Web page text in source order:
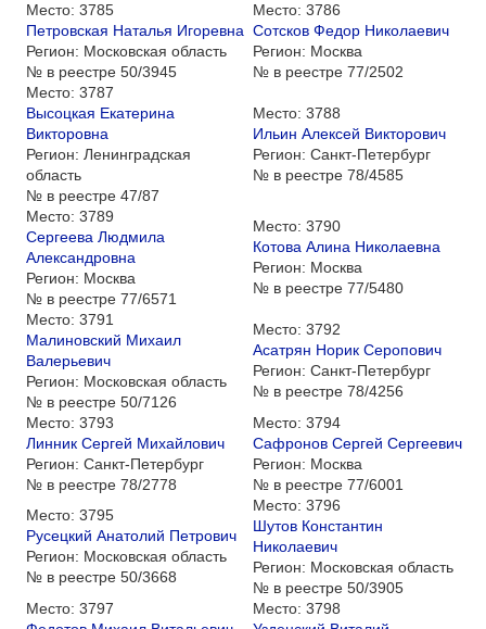
Место: 3785
Петровская Наталья Игоревна
Регион: Московская область
№ в реестре 50/3945
Место: 3786
Сотсков Федор Николаевич
Регион: Москва
№ в реестре 77/2502
Место: 3787
Высоцкая Екатерина
Викторовна
Регион: Ленинградская
область
№ в реестре 47/87
Место: 3788
Ильин Алексей Викторович
Регион: Санкт-Петербург
№ в реестре 78/4585
Место: 3789
Сергеева Людмила
Александровна
Регион: Москва
№ в реестре 77/6571
Место: 3790
Котова Алина Николаевна
Регион: Москва
№ в реестре 77/5480
Место: 3791
Малиновский Михаил
Валерьевич
Регион: Московская область
№ в реестре 50/7126
Место: 3792
Асатрян Норик Серопович
Регион: Санкт-Петербург
№ в реестре 78/4256
Место: 3793
Линник Сергей Михайлович
Регион: Санкт-Петербург
№ в реестре 78/2778
Место: 3794
Сафронов Сергей Сергеевич
Регион: Москва
№ в реестре 77/6001
Место: 3795
Русецкий Анатолий Петрович
Регион: Московская область
№ в реестре 50/3668
Место: 3796
Шутов Константин
Николаевич
Регион: Московская область
№ в реестре 50/3905
Место: 3797
Место: 3798